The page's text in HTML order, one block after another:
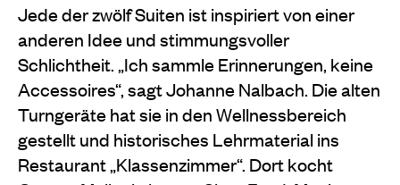
Jede der zwölf Suiten ist inspiriert von einer
anderen Idee und stimmungsvoller
Schlichtheit. „Ich sammle Erinnerungen, keine
Accessoires“, sagt Johanne Nalbach. Die alten
Turngeräte hat sie in den Wellnessbereich
gestellt und historisches Lehrmaterial ins
Restaurant „Klassenzimmer“. Dort kocht